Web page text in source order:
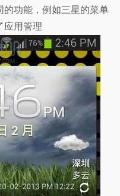
的功能，例如三星的菜单
应用管理